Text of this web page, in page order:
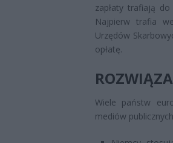
zapłaty trafiają
Najpierw trafia
Urzędów
opłatę.
Wiele państw
mediów